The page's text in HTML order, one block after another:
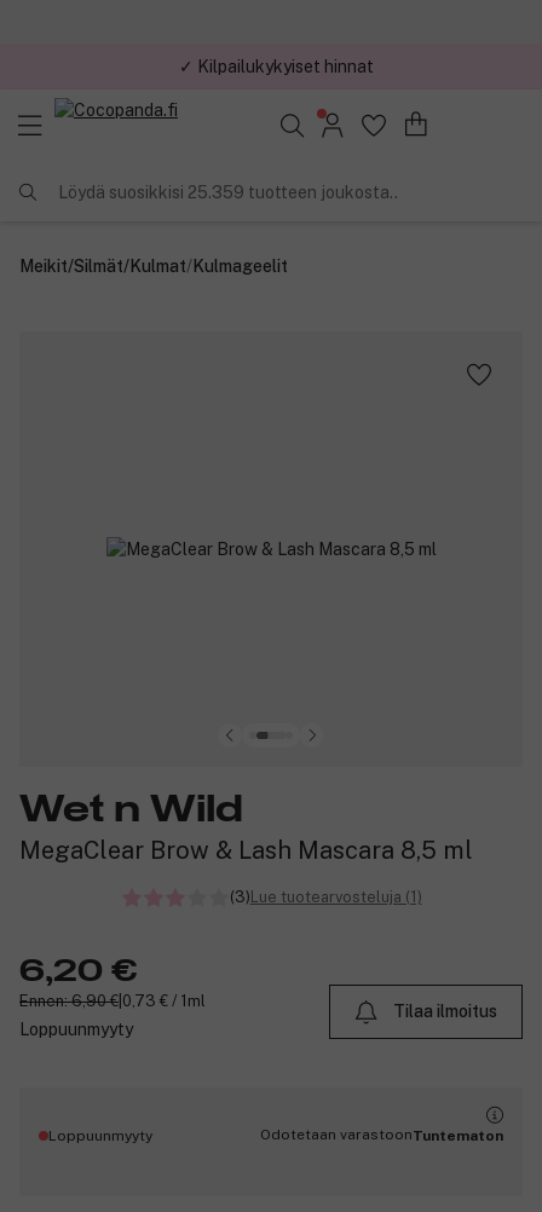
✓ Kilpailukykyiset hinnat
Löydä suosikkisi 25.359 tuotteen joukosta..
Meikit/Silmät/Kulmat/Kulmageelit
Wet n Wild
MegaClear Brow & Lash Mascara 8,5 ml
(3) Lue tuotearvosteluja (1)
6,20 €
Ennen: 6,90 € 0,73 € / 1ml
Loppuunmyyty
Tilaa ilmoitus
Loppuunmyyty Odotetaan varastoonTuntematon